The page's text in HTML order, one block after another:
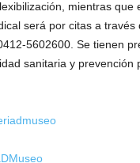
mientras que
será por citas a través
5602600. Se tienen
sanitaria y prevención